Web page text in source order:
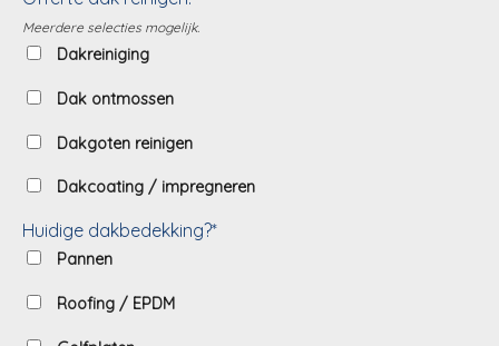
Meerdere selecties mogelijk.
Dakreiniging
Dak ontmossen
Dakgoten reinigen
Dakcoating / impregneren
Huidige dakbedekking?*
Pannen
Roofing / EPDM